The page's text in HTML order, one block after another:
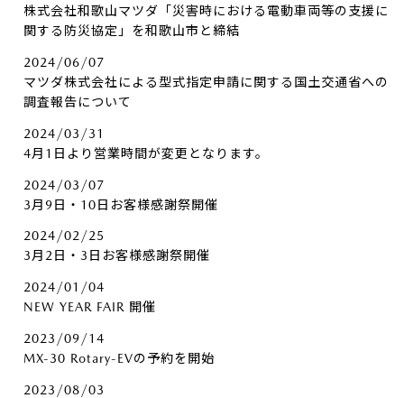
株式会社和歌山マツダ「災害時における電動車両等の支援に
関する防災協定」を和歌山市と締結
2024/06/07
マツダ株式会社による型式指定申請に関する国土交通省への
調査報告について
2024/03/31
4月1日より営業時間が変更となります。
2024/03/07
3月9日・10日お客様感謝祭開催
2024/02/25
3月2日・3日お客様感謝祭開催
2024/01/04
NEW YEAR FAIR 開催
2023/09/14
MX-30 Rotary-EVの予約を開始
2023/08/03